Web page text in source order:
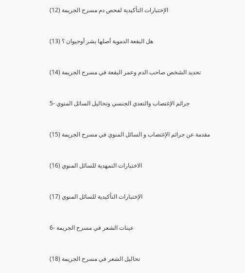
(12) الإختبارات التأكيدية لفحص دم مسرح الجريمة
(13) هل البقعة الدموية أصلها بشر أوحيوان ؟
(14) تحديد الشخص صاحب الدم وعمر البقعة في مسرح الجريمة
5- جرائم الإغتصاب والتعدي الجنسي وتحاليل السائل المنوي
(15) مقدمة عن جرائم الإغتصاب و السائل المنوي في مسرح الجريمة
(16) الاختبارات التمهدية للسائل المنوي
(17) الإختبارات التأكيدية للسائل المنوي
6- عينات الشعر في مسرح الجريمة
(18) تحاليل الشعر في مسرح الجريمة